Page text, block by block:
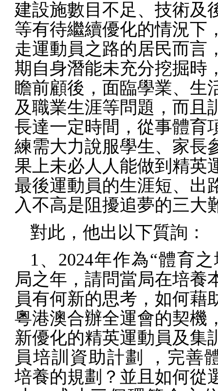
建設施數目不足、技術及
等有待繼續優化的情況下
走運動員之路的居民而言
期自身潛能未充分挖掘時
瞻前顧後，面臨學業、生
及職業生涯等問題，而且
長達一定時間，從事體育
練需大力說服學生、家長
果上未必人人能做到精英
最後運動員的生涯短、出
入不高是阻擾追夢的三大
對此，他出以下質詢：
1、 2024年作為“體育
局之年，請問當局在培養
員有何新的思考，如何藉
粵港澳合辦全運會的契機
新優化的精英運動員及集
員培訓資助計劃
，完善
培養的規劃？並且如何從